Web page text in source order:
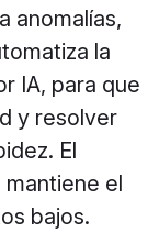
anomalías,
la
IA, para que
y resolver
El
el
bajos.